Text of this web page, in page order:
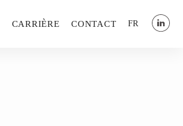
CARRIÈRE CONTACT FR